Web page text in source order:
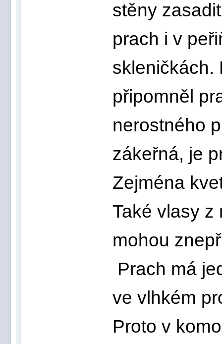
stěny
prach i v
skleničkách.
připomněl
nerostného
zákeřná, je
Zejména
Také vlasy z
mohou
Prach má
ve vlhkém
Proto v